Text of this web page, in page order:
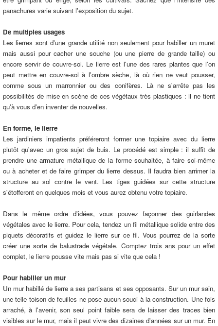
panachures varie suivant l'exposition du sujet.
De multiples usages
Les lierres sont d'une grande utilité non seulement pour habiller un muret
mais aussi pour cacher une souche (ou une pierre de grande taille) ou
encore servir de couvre-sol. Le lierre est l'une des rares plantes que l'on
peut mettre en couvre-sol à l'ombre sèche, là où rien ne veut pousser,
comme sous un marronnier ou des conifères. Là ne s'arrête pas les
possibilités de mise en scène de ces végétaux très plastiques : il ne tient
qu'à vous d'en inventer de nouvelles.
En forme, le lierre
Les jardiniers impatients préféreront former une topiaire avec du lierre
plutôt qu'avec un gros sujet de buis. Le procédé est simple : il suffit de
prendre une armature métallique de la forme souhaitée, à faire soi-même
ou à acheter et de faire grimper du lierre dessus. Il faudra bien arrimer la
structure au sol contre le vent. Les tiges guidées sur cette structure
s'étofferont en quelques mois et vous aurez obtenu votre topiaire.
Dans le même ordre d'idées, vous pouvez façonner des guirlandes
végétales avec le lierre. Pour cela, tendez un fil métallique solide entre des
piquets décoratifs et guidez le lierre sur ce fil. Vous pourrez de la sorte
créer une sorte de balustrade végétale. Comptez trois ans pour un effet
complet, le lierre pousse vite mais pas si vite que cela !
Pour habiller un mur
Un mur habillé de lierre a ses partisans et ses opposants. Sur un mur sain,
une telle toison de feuilles ne pose aucun souci à la construction. Une fois
arraché, à l'avenir, son seul point faible sera de laisser des traces bien
visibles sur le mur, mais il peut vivre des dizaines d'années sur un mur. En